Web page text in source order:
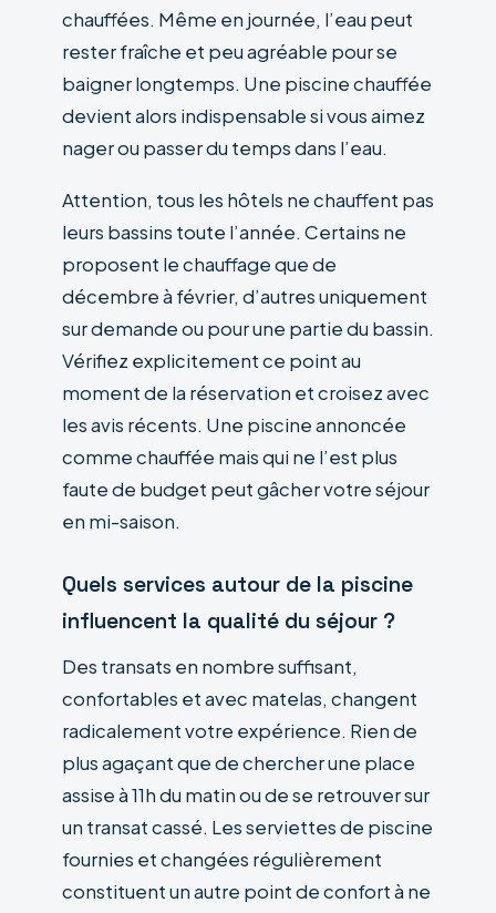
chauffées. Même en journée, l’eau peut
rester fraîche et peu agréable pour se
baigner longtemps. Une piscine chauffée
devient alors indispensable si vous aimez
nager ou passer du temps dans l’eau.
Attention, tous les hôtels ne chauffent pas
leurs bassins toute l’année. Certains ne
proposent le chauffage que de
décembre à février, d’autres uniquement
sur demande ou pour une partie du bassin.
Vérifiez explicitement ce point au
moment de la réservation et croisez avec
les avis récents. Une piscine annoncée
comme chauffée mais qui ne l’est plus
faute de budget peut gâcher votre séjour
en mi-saison.
Quels services autour de la piscine
influencent la qualité du séjour ?
Des transats en nombre suffisant,
confortables et avec matelas, changent
radicalement votre expérience. Rien de
plus agaçant que de chercher une place
assise à 11h du matin ou de se retrouver sur
un transat cassé. Les serviettes de piscine
fournies et changées régulièrement
constituent un autre point de confort à ne